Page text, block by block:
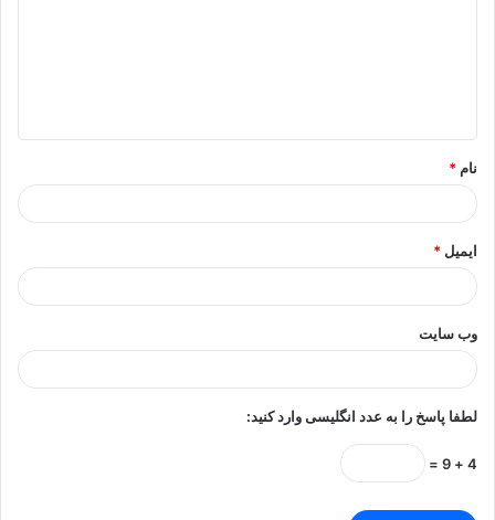
*
نام *
ایمیل *
وب‌ سایت
لطفا پاسخ را به عدد انگلیسی وارد کنید:
4 + 9 =